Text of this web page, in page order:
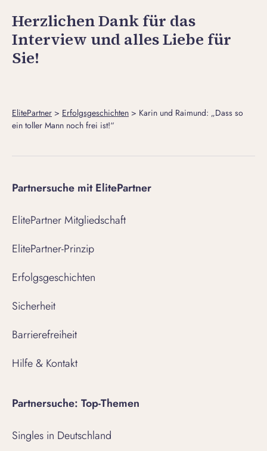
Herzlichen Dank für das
Interview und alles Liebe für
Sie!
ElitePartner > Erfolgsgeschichten > Karin und Raimund: „Dass so
ein toller Mann noch frei ist!“
Partnersuche mit ElitePartner
ElitePartner Mitgliedschaft
ElitePartner-Prinzip
Erfolgsgeschichten
Sicherheit
Barrierefreiheit
Hilfe & Kontakt
Partnersuche: Top-Themen
Singles in Deutschland